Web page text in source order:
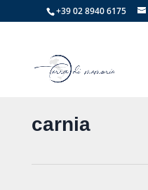
+39 02 8940 6175
carnia